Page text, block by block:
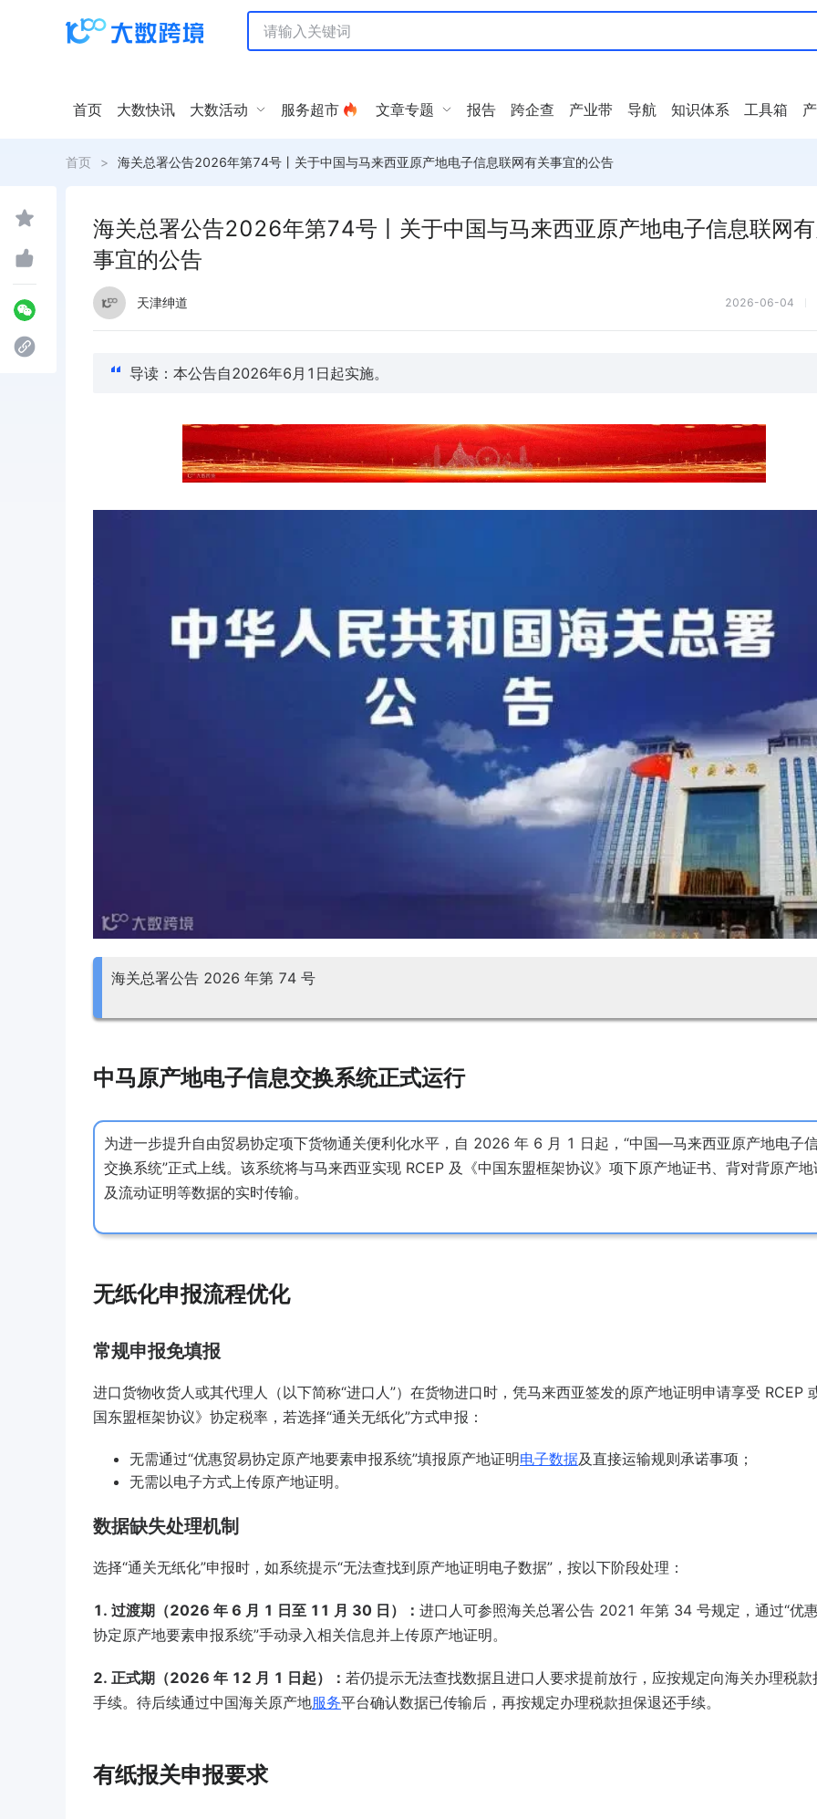
首页 大数快讯 大数活动 服务超市 文章专题 报告 跨企查 产业带 导航 知识体系 工具箱
首页 > 海关总署公告2026年第74号丨关于中国与马来西亚原产地电子信息联网有关事宜的公告
海关总署公告2026年第74号丨关于中国与马来西亚原产地电子信息联网
事宜的公告
天津绅道 2026-06-04
导读：本公告自2026年6月1日起实施。
海关总署公告 2026 年第 74 号
中马原产地电子信息交换系统正式运行
为进一步提升自由贸易协定项下货物通关便利化水平，自 2026 年 6 月 1 日起，“中国—马来西亚原产地电子
交换系统”正式上线。该系统将与马来西亚实现 RCEP 及《中国东盟框架协议》项下原产地证书、背对背原产地
及流动证明等数据的实时传输。
无纸化申报流程优化
常规申报免填报
进口货物收货人或其代理人（以下简称“进口人”）在货物进口时，凭马来西亚签发的原产地证明申请享受 RCEP
国东盟框架协议》协定税率，若选择“通关无纸化”方式申报：
无需通过“优惠贸易协定原产地要素申报系统”填报原产地证明电子数据及直接运输规则承诺事项；
无需以电子方式上传原产地证明。
数据缺失处理机制
选择“通关无纸化”申报时，如系统提示“无法查找到原产地证明电子数据”，按以下阶段处理：
1. 过渡期（2026 年 6 月 1 日至 11 月 30 日）： 进口人可参照海关总署公告 2021 年第 34 号规定，通过“优
协定原产地要素申报系统”手动录入相关信息并上传原产地证明。
2. 正式期（2026 年 12 月 1 日起）： 若仍提示无法查找数据且进口人要求提前放行，应按规定向海关办理税款
手续。待后续通过中国海关原产地服务平台确认数据已传输后，再按规定办理税款担保退还手续。
有纸报关申报要求